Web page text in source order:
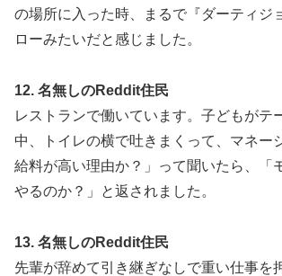
の場所に入った時、まるで『ダーティジ
ローみたいだと感じました。
12. 名無しのReddit住民
レストランで働いています。子どもがテ
中、トイレの横で吐きまくって、マネー
給料が高い理由か？」って聞いたら、「
やるのか？」と返されました。
13. 名無しのReddit住民
先輩が辞めて引き継ぎなしで重い仕事を